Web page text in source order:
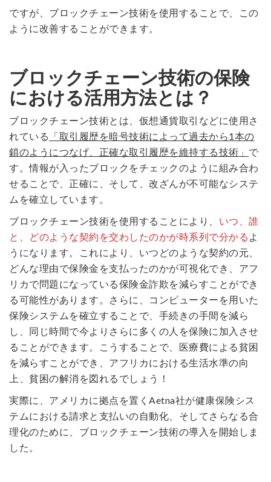
ですが、ブロックチェーン技術を使用することで、この
ように改善することができます。
ブロックチェーン技術の保険
における活用方法とは？
ブロックチェーン技術とは、仮想通貨取引などに使用さ
れている 「取引履歴を暗号技術によって過去から1本の
鎖のようにつなげ、正確な取引履歴を維持する技術」 で
す。情報が入ったブロックをチェックのように組み合わ
せることで、正確に、そして、改ざんが不可能なシステ
ムを確立しています。
ブロックチェーン技術を使用することにより、 いつ、誰
と、どのような契約を交わしたのかが時系列で分かる よ
うになります。これにより、いつどのような契約の元、
どんな理由で保険金を支払ったのかが可視化でき、アフ
リカで問題になっている保険金詐欺を減らすことができ
る可能性があります。さらに、コンピューターを用いた
保険システムを確立することで、手続きの手間を減ら
し、同じ時間で今よりさらに多くの人を保険に加入させ
ることができます。こうすることで、医療費による貧困
を減らすことができ、アフリカにおける生活水準の向
上、貧困の解消を図れるでしょう！
実際に、アメリカに拠点を置くAetna社が健康保険シス
テムにおける請求と支払いの自動化、そしてさらなる合
理化のために、ブロックチェーン技術の導入を開始しま
した。